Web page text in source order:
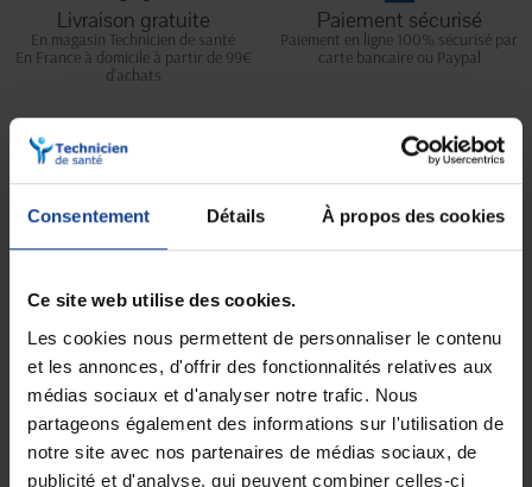
Consentement Détails À propos des cookies
Ce site web utilise des cookies.
Les cookies nous permettent de personnaliser le contenu
et les annonces, d'offrir des fonctionnalités relatives aux
médias sociaux et d'analyser notre trafic. Nous
partageons également des informations sur l'utilisation de
notre site avec nos partenaires de médias sociaux, de
publicité et d'analyse, qui peuvent combiner celles-ci
Livraison gratuite
En magasin Technicien de santé
En France à domicile à partir de 99€
d'achats
Paiement sécurisé
Paiement en ligne 100% sécurisé par
carte bancaire ou Paypal
Expédition Service client
18h
Description
Un pilulier très compact, chic et pratique.
Le Pilbox Mini estidéal pour l’emporter partout avec vous.
Il dispose également de cases amovibles pour emporter votre
traitement sur une ou plusieurs journées.